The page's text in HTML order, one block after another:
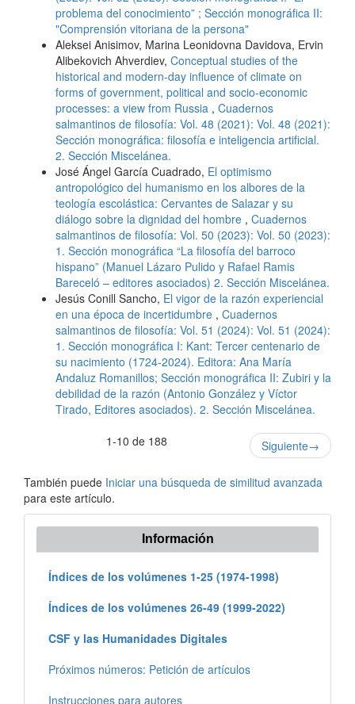
problema del conocimiento” ; Sección monográfica II:
"Comprensión vitoriana de la persona"
Aleksei Anisimov, Marina Leonidovna Davidova, Ervin
Alibekovich Ahverdiev, Conceptual studies of the
historical and modern-day influence of climate on
forms of government, political and socio-economic
processes: a view from Russia , Cuadernos
salmantinos de filosofía: Vol. 48 (2021): Vol. 48 (2021):
Sección monográfica: filosofía e inteligencia artificial.
2. Sección Miscelánea.
José Ángel García Cuadrado, El optimismo
antropológico del humanismo en los albores de la
teología escolástica: Cervantes de Salazar y su
diálogo sobre la dignidad del hombre , Cuadernos
salmantinos de filosofía: Vol. 50 (2023): Vol. 50 (2023):
1. Sección monográfica “La filosofía del barroco
hispano” (Manuel Lázaro Pulido y Rafael Ramis
Bareceló – editores asociados) 2. Sección Miscelánea.
Jesús Conill Sancho, El vigor de la razón experiencial
en una época de incertidumbre , Cuadernos
salmantinos de filosofía: Vol. 51 (2024): Vol. 51 (2024):
1. Sección monográfica I: Kant: Tercer centenario de
su nacimiento (1724-2024). Editora: Ana María
Andaluz Romanillos; Sección monográfica II: Zubiri y la
debilidad de la razón (Antonio González y Víctor
Tirado, Editores asociados). 2. Sección Miscelánea.
1-10 de 188
Siguiente→
También puede Iniciar una búsqueda de similitud avanzada
para este artículo.
Información
Índices de los volúmenes 1-25 (1974-1998)
Índices de los volúmenes 26-49 (1999-2022)
CSF y las Humanidades Digitales
Próximos números: Petición de artículos
Instrucciones para autores